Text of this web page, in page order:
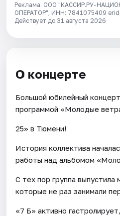
Реклама. ООО "КАССИР.РУ-
ОПЕРАТОР", ИНН: 7841075409
Действует до 31 августа 2026
О концерте
Большой юбилейный
программой «Молодые
25» в Тюмени!
История коллектива
работы над альбомом
С тех пор группа выпустила
которые не раз занимали
«7 Б» активно